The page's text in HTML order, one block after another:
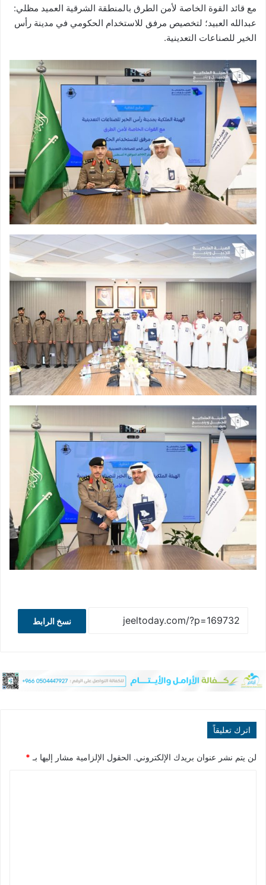
مع قائد القوة الخاصة لأمن الطرق بالمنطقة الشرقية العميد مظلي:
عبدالله العبيد؛ لتخصيص مرفق للاستخدام الحكومي في مدينة رأس
الخير للصناعات التعدينية.
نسخ الرابط
اترك تعليقاً
لن يتم نشر عنوان بريدك الإلكتروني. الحقول الإلزامية مشار إليها بـ *